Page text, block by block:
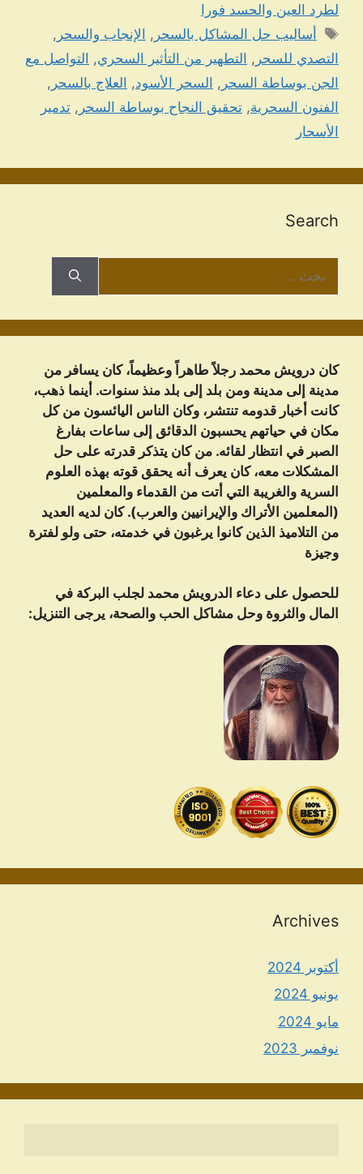
لطرد العين والحسد فورا
الوسوم
أساليب حل المشاكل بالسحر , الإنجاب والسحر ,
التصدي للسحر , التطهير من التأثير السحري, التواصل مع
الجن بوساطة السحر , السحر الأسود, العلاج بالسحر ,
الفنون السحرية, تحقيق النجاح بوساطة السحر , تدمير
الأسحار
Search
عن:
كان درويش محمد رجلاً طاهراً وعظيماً، كان يسافر من
مدينة إلى مدينة ومن بلد إلى بلد منذ سنوات. أينما ذهب،
كانت أخبار قدومه تنتشر، وكان الناس اليائسون من كل
مكان في حياتهم يحسبون الدقائق إلى ساعات بفارغ
الصبر في انتظار لقائه. من كان يتذكر قدرته على حل
المشكلات معه، كان يعرف أنه يحقق قوته بهذه العلوم
السرية والغريبة التي أتت من القدماء والمعلمين
(المعلمين الأتراك والإيرانيين والعرب). كان لديه العديد
من التلاميذ الذين كانوا يرغبون في خدمته، حتى ولو لفترة
وجيزة
للحصول على دعاء الدرویش محمد لجلب البركة في
المال والثروة وحل مشاكل الحب والصحة، يرجى التنزيل:
Archives
أكتوبر 2024
يونيو 2024
مايو 2024
نوفمبر 2023